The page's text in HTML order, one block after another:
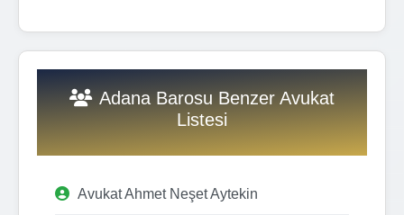
Adana Barosu Benzer Avukat
Listesi
Avukat Ahmet Neşet Aytekin